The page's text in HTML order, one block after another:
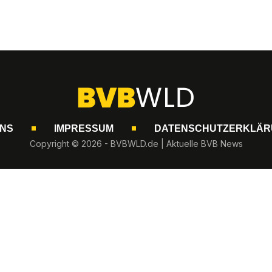
IMPRESSUM
Copyright © 2026 - BVBWLD.de | Aktuelle BVB News